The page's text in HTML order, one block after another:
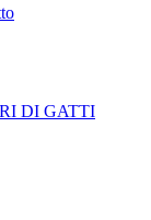
DI GATTI